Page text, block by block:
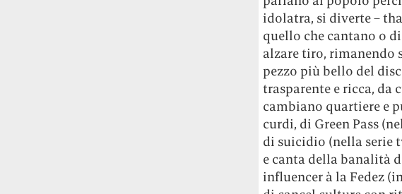
idolatra, si diverte –
quello che cantano o
alzare tiro, rimanendo
pezzo più bello del
trasparente e ricca, da
cambiano quartiere e
curdi, di Green Pass
di suicidio (nella serie
e canta della banalità
influencer à la Fedez